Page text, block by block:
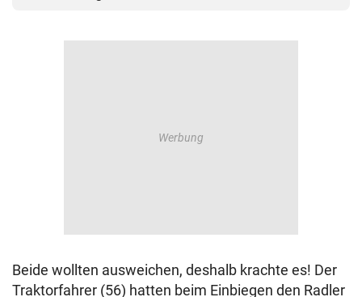
Beide wollten ausweichen, deshalb krachte es! Der
Traktorfahrer (56) hatten beim Einbiegen den Radler